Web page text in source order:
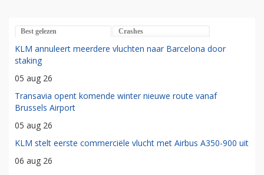
Best gelezen Crashes
KLM annuleert meerdere vluchten naar Barcelona door
staking
05 aug 26
Transavia opent komende winter nieuwe route vanaf
Brussels Airport
05 aug 26
KLM stelt eerste commerciële vlucht met Airbus A350-900 uit
06 aug 26